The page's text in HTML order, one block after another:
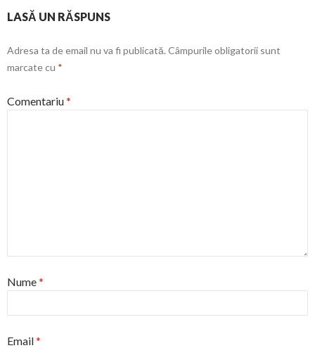
LASĂ UN RĂSPUNS
Adresa ta de email nu va fi publicată. Câmpurile obligatorii sunt
marcate cu *
Comentariu*
Nume*
Email*